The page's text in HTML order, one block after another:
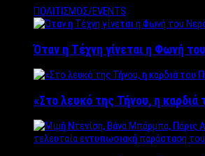
ΠΟΛΙΤΙΣΜΟΣ/EVENTS
Όταν η Τέχνη γίνεται η Φωνή
«Στο λευκό της Τήνου, η καρδιά